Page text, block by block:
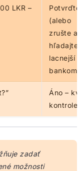
LKR –
Potvrďte
(alebo
zrušte a
hľadajte
lacnejší
Áno –
kontrole
zadať
možnosti